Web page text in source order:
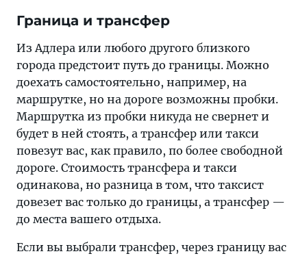
Граница и трансфер
Из Адлера или любого другого близкого
города предстоит путь до границы. Можно
доехать самостоятельно, например, на
маршрутке, но на дороге возможны пробки.
Маршрутка из пробки никуда не свернет и
будет в ней стоять, а трансфер или такси
повезут вас, как правило, по более свободной
дороге. Стоимость трансфера и такси
одинакова, но разница в том, что таксист
довезет вас только до границы, а трансфер —
до места вашего отдыха.
Если вы выбрали трансфер, через границу вас